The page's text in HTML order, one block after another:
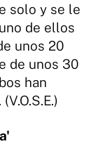
solo y se le
de ellos
unos 20
de unos 30
han